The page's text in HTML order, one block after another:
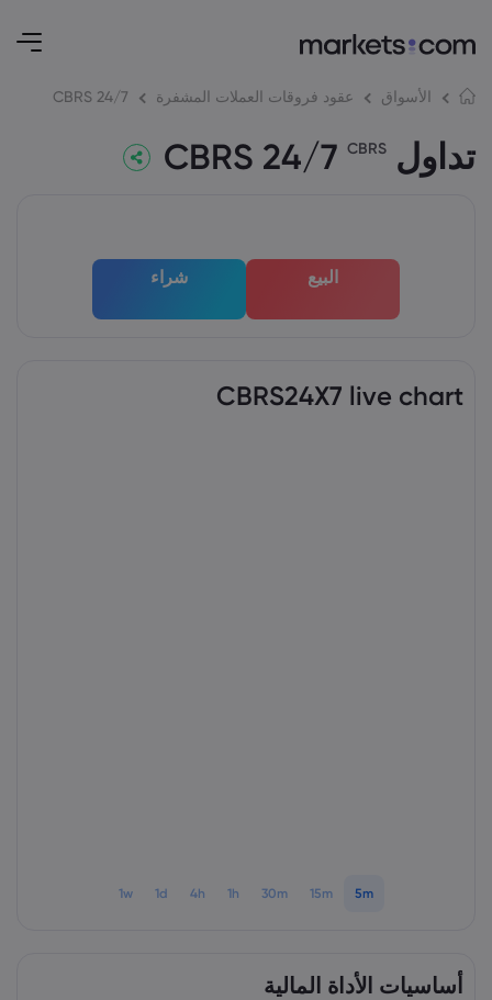
الأسواق عقود فروقات العملات المشفرة CBRS 24/7
تداول CBRS 24/7 CBRS
البيع شراء
CBRS24X7 live chart
5m
15m
30m
1h
4h
1d
1w
أساسيات الأداة المالية